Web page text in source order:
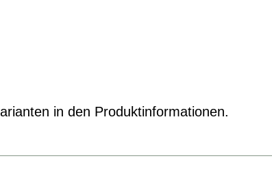
in den Produktinformationen.